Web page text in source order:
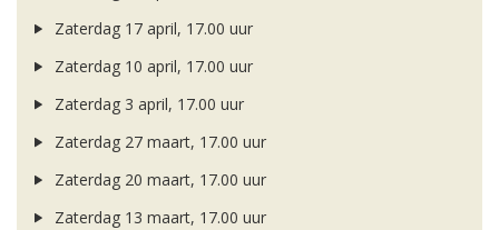
Zaterdag 17 april, 17.00 uur
Zaterdag 10 april, 17.00 uur
Zaterdag 3 april, 17.00 uur
Zaterdag 27 maart, 17.00 uur
Zaterdag 20 maart, 17.00 uur
Zaterdag 13 maart, 17.00 uur